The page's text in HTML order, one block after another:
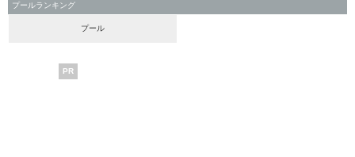
プールランキング
プール
PR